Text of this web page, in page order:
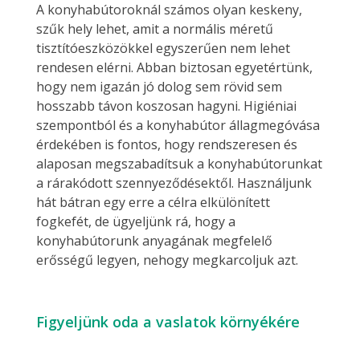
A konyhabútoroknál számos olyan keskeny,
szűk hely lehet, amit a normális méretű
tisztítóeszközökkel egyszerűen nem lehet
rendesen elérni. Abban biztosan egyetértünk,
hogy nem igazán jó dolog sem rövid sem
hosszabb távon koszosan hagyni. Higiéniai
szempontból és a konyhabútor állagmegóvása
érdekében is fontos, hogy rendszeresen és
alaposan megszabadítsuk a konyhabútorunkat
a rárakódott szennyeződésektől. Használjunk
hát bátran egy erre a célra elkülönített
fogkefét, de ügyeljünk rá, hogy a
konyhabútorunk anyagának megfelelő
erősségű legyen, nehogy megkarcoljuk azt.
Figyeljünk oda a vaslatok környékére